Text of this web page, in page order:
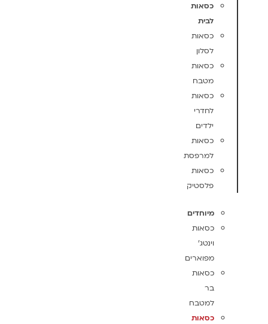
כסאות
לבית
כסאות
לסלון
כסאות
מטבח
כסאות
לחדרי
ילדים
כסאות
למרפסת
כסאות
פלסטיק
מיוחדים
כסאות
וינטג'
מפוארים
כסאות
בר
למטבח
כסאות